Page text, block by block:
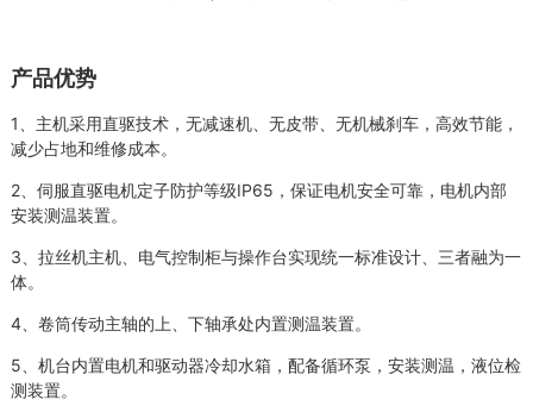
产品优势
1、主机采用直驱技术，无减速机、无皮带、无机械刹车，高效节能，
减少占地和维修成本。
2、伺服直驱电机定子防护等级IP65，保证电机安全可靠，电机内部
安装测温装置。
3、拉丝机主机、电气控制柜与操作台实现统一标准设计、三者融为一
体。
4、卷筒传动主轴的上、下轴承处内置测温装置。
5、机台内置电机和驱动器冷却水箱，配备循环泵，安装测温，液位检
测装置。